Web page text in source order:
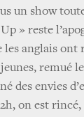
un show
» reste
les anglais ont
remué
des envies
on est